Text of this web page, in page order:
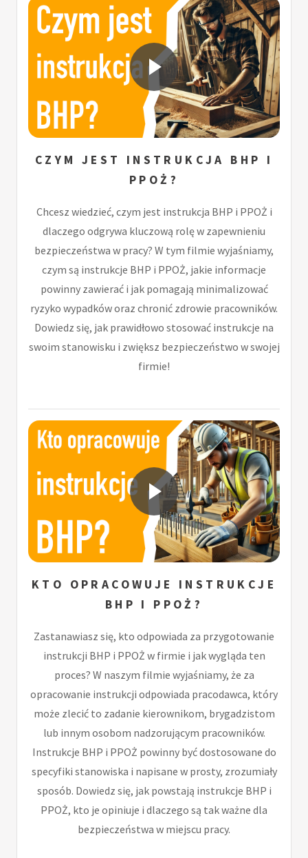
CZYM JEST INSTRUKCJA BHP I
PPOŻ?
Chcesz wiedzieć, czym jest instrukcja BHP i PPOŻ i
dlaczego odgrywa kluczową rolę w zapewnieniu
bezpieczeństwa w pracy? W tym filmie wyjaśniamy,
czym są instrukcje BHP i PPOŻ, jakie informacje
powinny zawierać i jak pomagają minimalizować
ryzyko wypadków oraz chronić zdrowie pracowników.
Dowiedz się, jak prawidłowo stosować instrukcje na
swoim stanowisku i zwiększ bezpieczeństwo w swojej
firmie!
KTO OPRACOWUJE INSTRUKCJE
BHP I PPOŻ?
Zastanawiasz się, kto odpowiada za przygotowanie
instrukcji BHP i PPOŻ w firmie i jak wygląda ten
proces? W naszym filmie wyjaśniamy, że za
opracowanie instrukcji odpowiada pracodawca, który
może zlecić to zadanie kierownikom, brygadzistom
lub innym osobom nadzorującym pracowników.
Instrukcje BHP i PPOŻ powinny być dostosowane do
specyfiki stanowiska i napisane w prosty, zrozumiały
sposób. Dowiedz się, jak powstają instrukcje BHP i
PPOŻ, kto je opiniuje i dlaczego są tak ważne dla
bezpieczeństwa w miejscu pracy.